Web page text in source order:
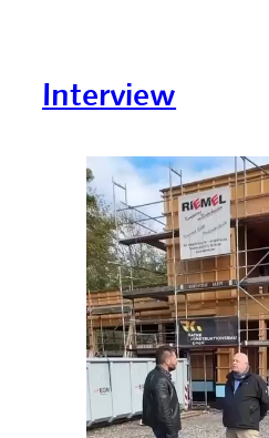
Interview